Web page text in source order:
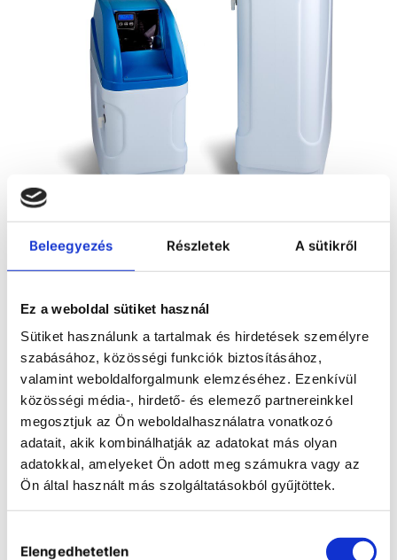
Beleegyezés Részletek A sütikről
Ez a weboldal sütiket használ
Sütiket használunk a tartalmak és hirdetések személyre
szabásához, közösségi funkciók biztosításához,
valamint weboldalforgalmunk elemzéséhez. Ezenkívül
közösségi média-, hirdető- és elemező partnereinkkel
megosztjuk az Ön weboldalhasználatra vonatkozó
adatait, akik kombinálhatják az adatokat más olyan
adatokkal, amelyeket Ön adott meg számukra vagy az
Ön által használt más szolgáltatásokból gyűjtöttek.
kiválasztása
Elengedhetetlen
COMPARE
Completely automatic water softening unit with
Mix Multi filter material, for softening of iron and
manganic free drinking water and removal of
organics, for bad water qualities and well water
application that produces softened water with a
residual hardness of 0.1° dH by means of the
neutral exchange process with strong acid cation
exchanger. Common salt is used for regeneration.
Regeneration is carried out volume-dependently.
• Fiberglass pressure tank and filling with cation
exchanger